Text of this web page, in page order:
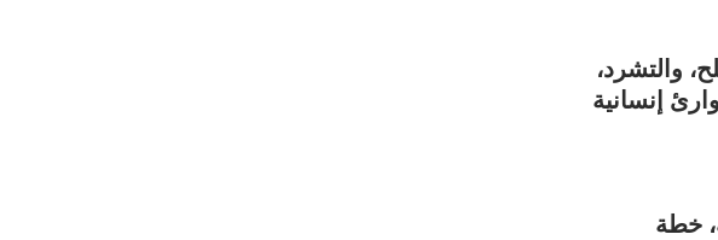
والتشرد،
إنسانية
خطة